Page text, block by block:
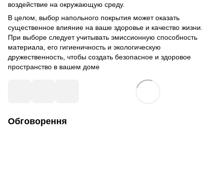
воздействие на окружающую среду.
В целом, выбор напольного покрытия может оказать
существенное влияние на ваше здоровье и качество жизни.
При выборе следует учитывать эмиссионную способность
материала, его гигиеничность и экологическую
дружественность, чтобы создать безопасное и здоровое
пространство в вашем доме
Обговорення